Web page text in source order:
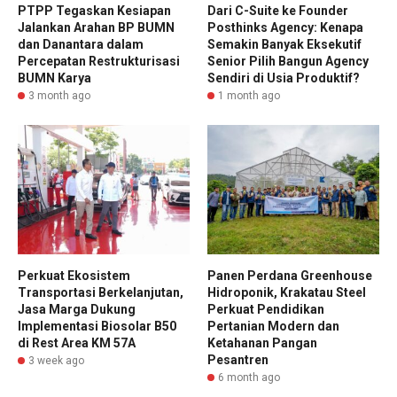
PTPP Tegaskan Kesiapan
Jalankan Arahan BP BUMN
dan Danantara dalam
Percepatan Restrukturisasi
BUMN Karya
3 month ago
Dari C-Suite ke Founder
Posthinks Agency: Kenapa
Semakin Banyak Eksekutif
Senior Pilih Bangun Agency
Sendiri di Usia Produktif?
1 month ago
Perkuat Ekosistem
Transportasi Berkelanjutan,
Jasa Marga Dukung
Implementasi Biosolar B50
di Rest Area KM 57A
3 week ago
Panen Perdana Greenhouse
Hidroponik, Krakatau Steel
Perkuat Pendidikan
Pertanian Modern dan
Ketahanan Pangan
Pesantren
6 month ago